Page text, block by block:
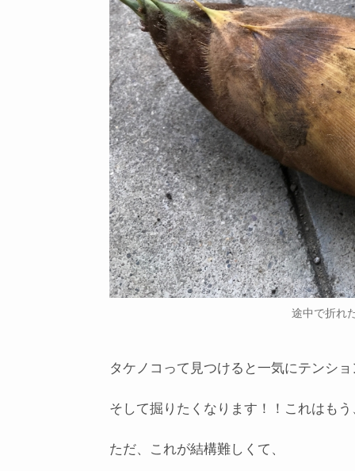
途中で折れ
タケノコって見つけると一気にテンシ
そして掘りたくなります！！これはも
ただ、これが結構難しくて、